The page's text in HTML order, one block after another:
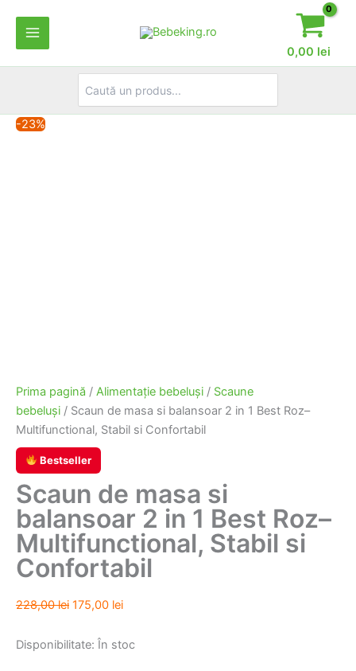
content
0,00 lei
for:
-23%
Prima pagină / Alimentaţie bebeluşi / Scaune
bebeluşi / Scaun de masa si balansoar 2 in 1 Best Roz–
Multifunctional, Stabil si Confortabil
Bestseller
Scaun de masa si
balansoar 2 in 1 Best Roz–
Multifunctional, Stabil si
Confortabil
228,00lei Prețul
a
175,00 leiPrețul
este:
Disponibilitate: În stoc